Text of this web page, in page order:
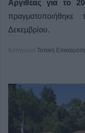
Αργιθέας για το
Δεκεμβρίου.
Κατηγορία Τοπική